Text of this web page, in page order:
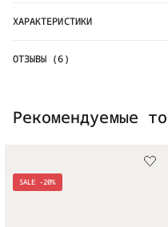
ХАРАКТЕРИСТИКИ
ОТЗЫВЫ (6)
Рекомендуемые
SALE -20%